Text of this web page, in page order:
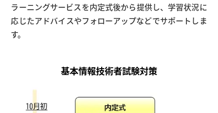
ラーニングサービスを内定式後から提供し、学習状況に
応じたアドバイスやフォローアップなどでサポートしま
す。
基本情報技術者試験対策